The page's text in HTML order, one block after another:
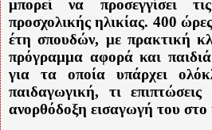
μπορεί να προσεγγίσει
προσχολικής ηλικίας. 400
έτη σπουδών, με πρακτική
πρόγραμμα αφορά και παιδιά
για τα οποία υπάρχει
παιδαγωγική, τι
ανορθόδοξη εισαγωγή του στο